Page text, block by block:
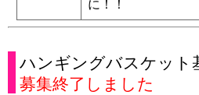
ハンギングバスケット
募集終了しました